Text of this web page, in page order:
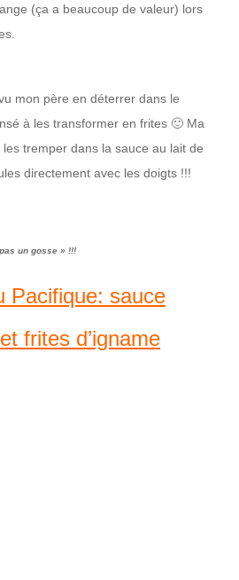
(ça a beaucoup de valeur) lors
mon père en déterrer dans le
à les transformer en frites 🙂 Ma
tremper dans la sauce au lait de
directement avec les doigts !!!
un gosse » !!!
Pacifique: sauce
frites d’igname